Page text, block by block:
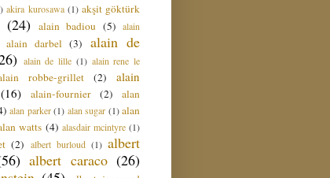
akira kurosawa (1) akşit göktürk
(24) alain badiou (5) alain
alain darbel (3)
alain de
alain de lille (1) alain rene le
robbe-grillet (2)
alain
(16) alain-fournier (2)
alan
alan parker (1) alan sugar (1) alan
watts (4) alasdair mcintyre (1)
(2) albert burloud (1) albert
albert caraco (26)